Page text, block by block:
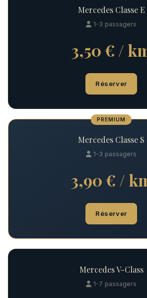
Mercedes Classe E
1-3 passagers
3,50 € /
Réserver
PREMIUM
Mercedes Classe S
1-3 passagers
3,90 € /
Réserver
Mercedes V-Class
1-7 passagers